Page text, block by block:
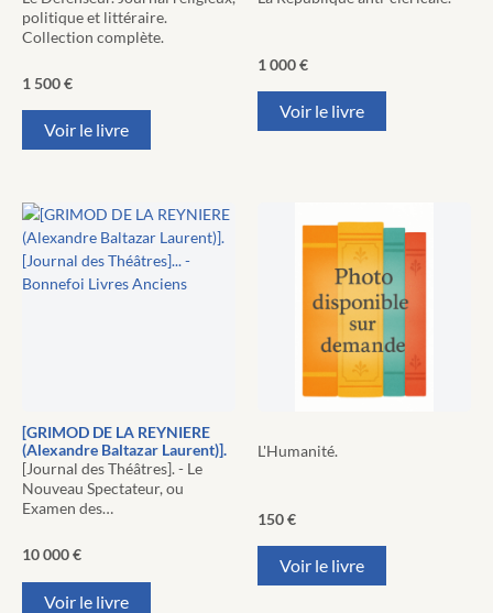
politique et littéraire.
Collection complète.
1 500€
Voir le livre
1 000€
Voir le livre
[GRIMOD DE LA REYNIERE
(Alexandre Baltazar Laurent)].
[Journal des Théâtres]. - Le
Nouveau Spectateur, ou
Examen des…
10 000€
Voir le livre
L'Humanité.
150€
Voir le livre